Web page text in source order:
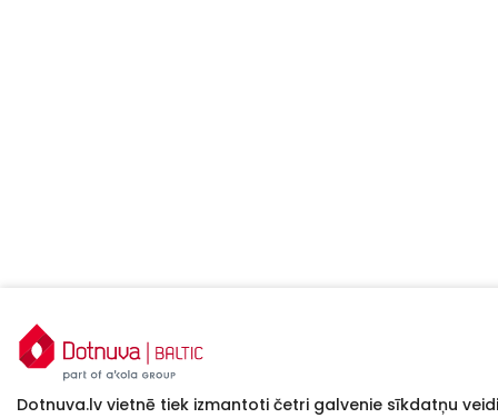
Dotnuva.lv vietnē tiek izmantoti četri galvenie sīkdatņu